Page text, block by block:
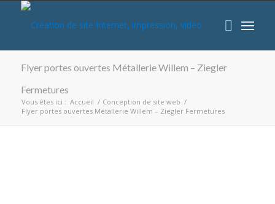
Flyer portes ouvertes Métallerie Willem – Ziegler
Fermetures
Vous êtes ici : Accueil / Conception de site web /
Flyer portes ouvertes Métallerie Willem – Ziegler Fermetures